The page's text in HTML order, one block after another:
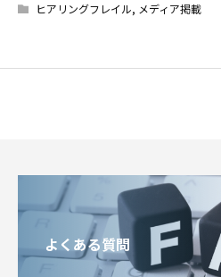
ヒアリングフレイル, メディア掲載
よくある質問